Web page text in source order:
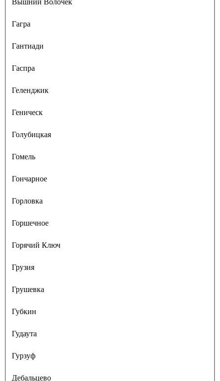
Вышний Волочек
Гагра
Гантиади
Гаспра
Геленджик
Геническ
Голубицкая
Гомель
Гончарное
Горловка
Горшечное
Горячий Ключ
Грузия
Грушевка
Губкин
Гудаута
Гурзуф
Дебальцево